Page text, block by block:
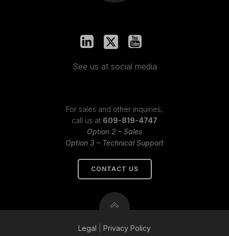
See us at social media
For sales and other inquiries,
call us at 609-819-4747
Option 2 – Sales
Option 3 – Technical Support
CONTACT US
Legal Privacy Policy